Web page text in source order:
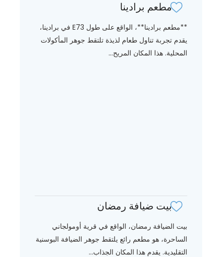
مطعم برادينا
**مطعم برادينا**، الواقع على طول E73 في برادينا،
يقدم تجربة تناول طعام لذيذة تلتقط جوهر المأكولات
المحلية. هذا المكان المريح...
بيت ضيافة رمضان
بيت الضيافة رمضان، الواقع في قرية أومولجاني
الساحرة، هو مطعم رائع يلتقط جوهر الضيافة البوسنية
التقليدية. يقدم هذا المكان الجذاب...